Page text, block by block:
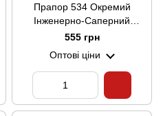
Прапор 534 Окремий
Інженерно-Саперний
Батальйон (V-263-3)
555 грн
Оптові ціни